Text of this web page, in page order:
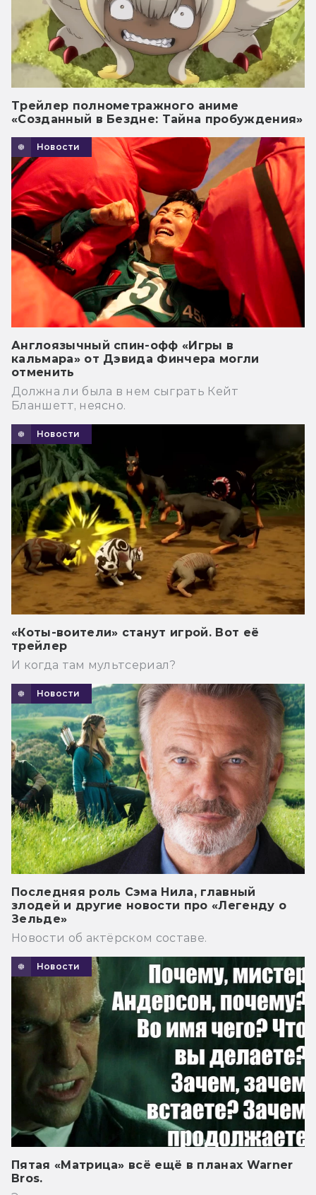
Трейлер полнометражного аниме
«Созданный в Бездне: Тайна пробуждения»
Новости
Англоязычный спин-офф «Игры в
кальмара» от Дэвида Финчера могли
отменить
Должна ли была в нем сыграть Кейт
Бланшетт, неясно.
Новости
«Коты-воители» станут игрой. Вот её
трейлер
И когда там мультсериал?
Новости
Последняя роль Сэма Нила, главный
злодей и другие новости про «Легенду о
Зельде»
Новости об актёрском составе.
Новости
Пятая «Матрица» всё ещё в планах Warner
Bros.